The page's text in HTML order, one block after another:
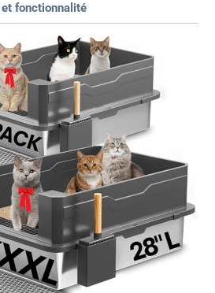
fonctionnalité